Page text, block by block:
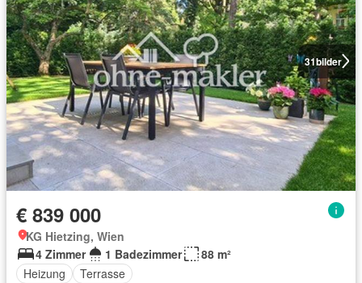
31bilder
€ 839 000
KG Hietzing, Wien
4 Zimmer
1 Badezimmer
88 m²
Heizung
Terrasse